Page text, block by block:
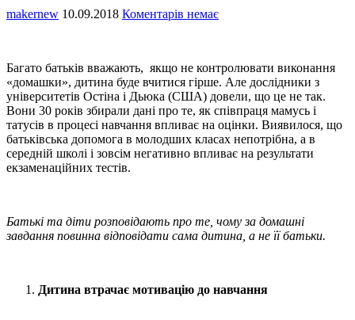
makernew 10.09.2018 Коментарів немає
Багато батьків вважають, якщо не контролювати виконання
«домашки», дитина буде вчитися гірше. Але дослідники з
університетів Остіна і Дьюка (США) довели, що це не так.
Вони 30 років збирали дані про те, як співпраця мамусь і
татусів в процесі навчання впливає на оцінки. Виявилося, що
батьківська допомога в молодших класах непотрібна, а в
середній школі і зовсім негативно впливає на результати
екзаменаційних тестів.
Батькі та діти розповідають про те, чому за домашні
завдання повинна відповідати сама дитина, а не її батьки.
Дитина втрачає мотивацію до навчання